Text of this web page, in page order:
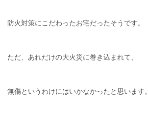
防火対策にこだわったお宅だったそうです。
ただ、あれだけの大火災に巻き込まれて、
無傷というわけにはいかなかったと思います。